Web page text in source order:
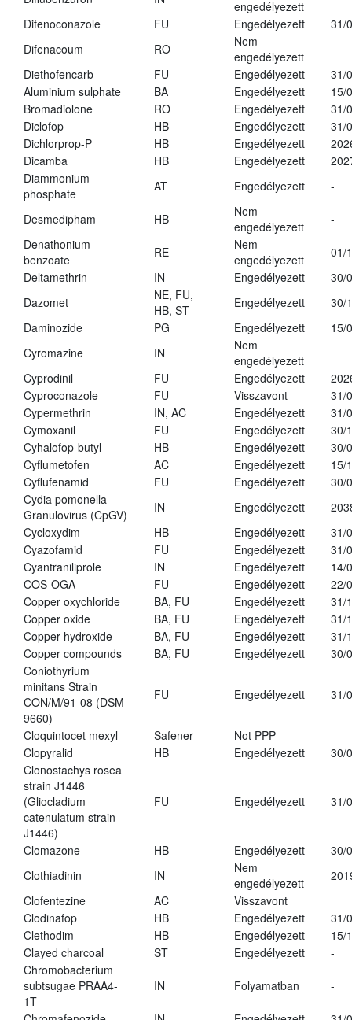
engedélyezett
Difenoconazole
FU Engedélyezett
31/
Difenacoum
RO
Nem
engedélyezett
Diethofencarb
FU Engedélyezett
31/
Aluminium sulphate
BA Engedélyezett
15/
Bromadiolone
RO Engedélyezett
31/
Diclofop
HB Engedélyezett
31/
Dichlorprop-P
HB Engedélyezett
Dicamba
HB Engedélyezett
Diammonium
phosphate
AT Engedélyezett -
Desmedipham HB
Nem
engedélyezett
-
Denathonium
benzoate
RE
Nem
engedélyezett
01/
Deltamethrin
IN Engedélyezett
30/
Dazomet
NE, FU,
HB, ST
Engedélyezett
30/
Daminozide
PG Engedélyezett
15/
Cyromazine
IN
Nem
engedélyezett
Cyprodinil
FU Engedélyezett
Cyproconazole
FU Visszavont
31/
Cypermethrin
IN, AC Engedélyezett
31/
Cymoxanil
FU Engedélyezett
30/
Cyhalofop-butyl
HB Engedélyezett
30/
Cyflumetofen
AC Engedélyezett
15/
Cyflufenamid
FU Engedélyezett
30/
Cydia pomonella
Granulovirus (CpGV)
IN Engedélyezett
Cycloxydim
HB Engedélyezett
31/
Cyazofamid
FU Engedélyezett
31/
Cyantraniliprole
IN Engedélyezett
14/
COS-OGA
FU Engedélyezett
22/
Copper oxychloride
BA, FU Engedélyezett
31/
Copper oxide
BA, FU Engedélyezett
31/
Copper hydroxide
BA, FU Engedélyezett
31/
Copper compounds
BA, FU Engedélyezett
30/
Coniothyrium
minitans Strain
CON/M/91-08 (DSM
9660)
FU Engedélyezett 31/
Cloquintocet mexyl Safener Not PPP
-
Clopyralid
HB Engedélyezett
30/
Clonostachys rosea
strain J1446
(Gliocladium
catenulatum strain
J1446)
FU Engedélyezett 31/
Clomazone HB Engedélyezett
30/
Clothiadinin
IN
Nem
engedélyezett
Clofentezine
AC
Visszavont
Clodinafop
HB Engedélyezett
31/
Clethodim
HB Engedélyezett
15/
Clayed charcoal
ST Engedélyezett
-
Chromobacterium
subtsugae PRAA4-
1T
IN Folyamatban -